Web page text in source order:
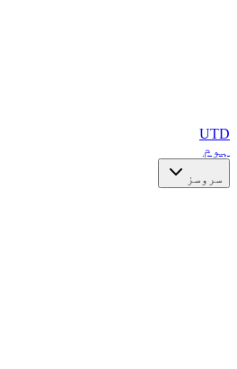
UTD
ہوم
سروسز